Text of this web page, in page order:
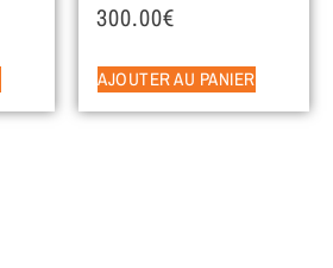
300.00€
AJOUTER AU PANIER